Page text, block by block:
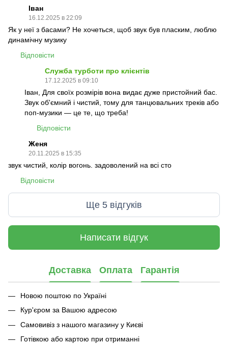
Іван
16.12.2025 в 22:09
Як у неї з басами? Не хочеться, щоб звук був пласким, люблю
динамічну музику
Відповісти
Служба турботи про клієнтів
17.12.2025 в 09:10
Іван, Для своїх розмірів вона видає дуже пристойний бас.
Звук об'ємний і чистий, тому для танцювальних треків або
поп-музики — це те, що треба!
Відповісти
Женя
20.11.2025 в 15:35
звук чистий, колір вогонь. задоволений на всі сто
Відповісти
Ще 5 відгуків
Написати відгук
Доставка Оплата Гарантія
Новою поштою по Україні
Кур'єром за Вашою адресою
Самовивіз з нашого магазину у Києві
Готівкою або картою при отриманні